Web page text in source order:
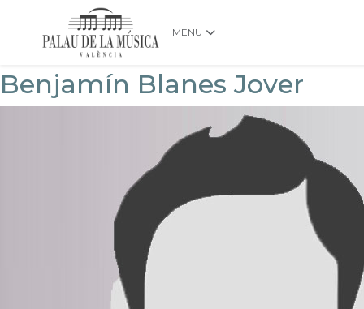
MENU
Benjamín Blanes Jover